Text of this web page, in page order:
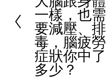
v
i
o
u
s
一樣，也需
要減壓、排
毒，腦疲勞
症狀你中了
多少？